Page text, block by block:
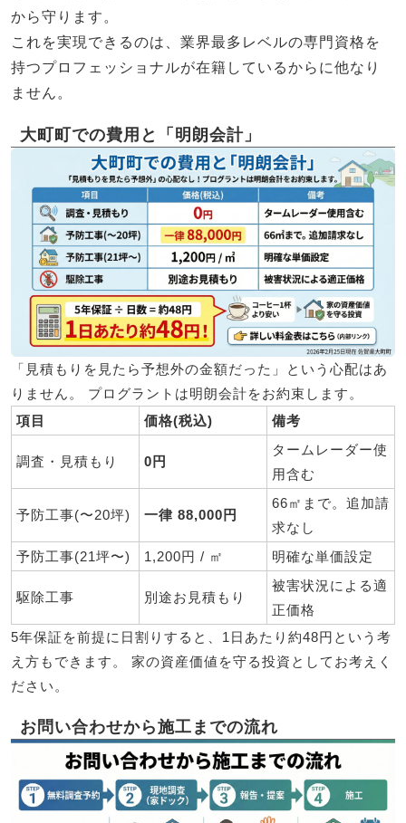
から守ります。
これを実現できるのは、業界最多レベルの専門資格を
持つプロフェッショナルが在籍しているからに他なり
ません。
大町町での費用と「明朗会計」
「見積もりを見たら予想外の金額だった」という心配はあ
りません。 プログラントは明朗会計をお約束します。
項目
価格(税込) 備考
調査・見積もり 0円
タームレーダー使
用含む
予防工事(〜20坪) 一律 88,000円
66㎡まで。追加請
求なし
予防工事(21坪〜)
1,200円 / ㎡ 明確な単価設定
駆除工事 別途お見積もり
被害状況による適
正価格
5年保証を前提に日割りすると、 1日あたり約48円 という考
え方もできます。 家の資産価値を守る投資としてお考えく
ださい。
お問い合わせから施工までの流れ